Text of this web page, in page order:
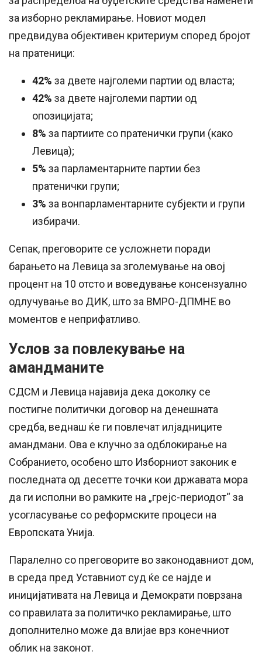
за изборно рекламирање. Новиот модел
предвидува објективен критериум според бројот
на пратеници:
42% за двете најголеми партии од власта;
42% за двете најголеми партии од
опозицијата;
8% за партиите со пратенички групи (како
Левица);
5% за парламентарните партии без
пратенички групи;
3% за вонпарламентарните субјекти и групи
избирачи.
Сепак, преговорите се усложнети поради
барањето на Левица за зголемување на овој
процент на 10 отсто и воведување консензуално
одлучување во ДИК, што за ВМРО-ДПМНЕ во
моментов е неприфатливо.
Услов за повлекување на
амандманите
СДСМ и Левица најавија дека доколку се
постигне политички договор на денешната
средба, веднаш ќе ги повлечат илјадниците
амандмани. Ова е клучно за одблокирање на
Собранието, особено што Изборниот законик е
последната од десетте точки кои државата мора
да ги исполни во рамките на „грејс-периодот“ за
усогласување со реформските процеси на
Европската Унија.
Паралелно со преговорите во законодавниот дом,
в среда пред Уставниот суд ќе се најде и
иницијативата на Левица и Демократи поврзана
со правилата за политичко рекламирање, што
дополнително може да влијае врз конечниот
облик на законот.